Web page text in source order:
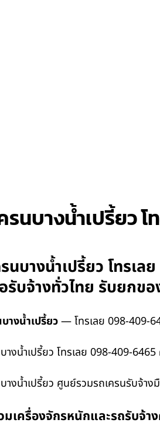
รนบางน้ำเปรี้ยว
นบางน้ำเปรี้ยว โทรเ
รับจ้างทั่วไทย รับยกข
างน้ำเปรี้ยว— โทรเลย 098-409-
างน้ำเปรี้ยว โทรเลย 098-409-
างน้ำเปรี้ยว ศูนย์รวมรถเครนรับจ้า
เครื่องจักรหนักและรถรับจ้า